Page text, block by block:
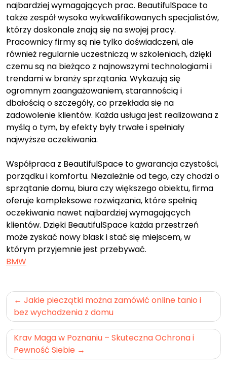
najbardziej wymagających prac. BeautifulSpace to
także zespół wysoko wykwalifikowanych specjalistów,
którzy doskonale znają się na swojej pracy.
Pracownicy firmy są nie tylko doświadczeni, ale
również regularnie uczestniczą w szkoleniach, dzięki
czemu są na bieżąco z najnowszymi technologiami i
trendami w branży sprzątania. Wykazują się
ogromnym zaangażowaniem, starannością i
dbałością o szczegóły, co przekłada się na
zadowolenie klientów. Każda usługa jest realizowana z
myślą o tym, by efekty były trwałe i spełniały
najwyższe oczekiwania.
Współpraca z BeautifulSpace to gwarancja czystości,
porządku i komfortu. Niezależnie od tego, czy chodzi o
sprzątanie domu, biura czy większego obiektu, firma
oferuje kompleksowe rozwiązania, które spełnią
oczekiwania nawet najbardziej wymagających
klientów. Dzięki BeautifulSpace każda przestrzeń
może zyskać nowy blask i stać się miejscem, w
którym przyjemnie jest przebywać.
BMW
Nawigacja
wpisu
Jakie pieczątki można zamówić online tanio i
bez wychodzenia z domu
Krav Maga w Poznaniu – Skuteczna Ochrona i
Pewność Siebie